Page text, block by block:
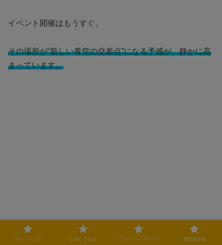
イベント開催はもうすぐ。
その場所が“新しい青空の交差点”になる予感が、静かに高
まっています。
サイトマップ お問い合わせ プライバシーポリシー 運営者情報